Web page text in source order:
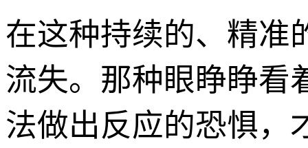
在这种持续的、精准
流失。那种眼睁睁看
法做出反应的恐惧，